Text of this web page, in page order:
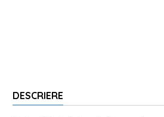
DESCRIERE